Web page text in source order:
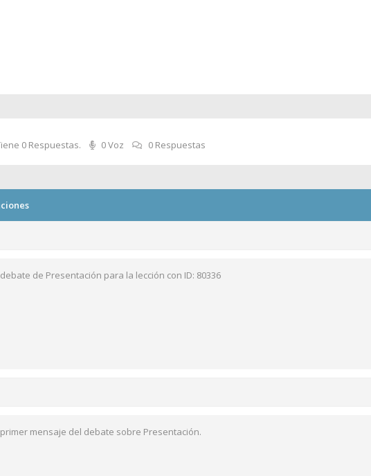
0 Respuestas. 0 Voz 0 Respuestas
de Presentación para la lección con ID: 80336
mensaje del debate sobre Presentación.